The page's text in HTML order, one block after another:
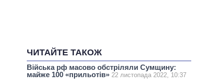
ЧИТАЙТЕ ТАКОЖ
Війська рф масово обстріляли Сумщину:
майже 100 «прильотів» 22 листопада 2022, 10:37